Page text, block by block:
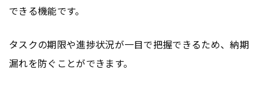
できる機能です。
タスクの期限や進捗状況が一目で把握できるため、納期
漏れを防ぐことができます。